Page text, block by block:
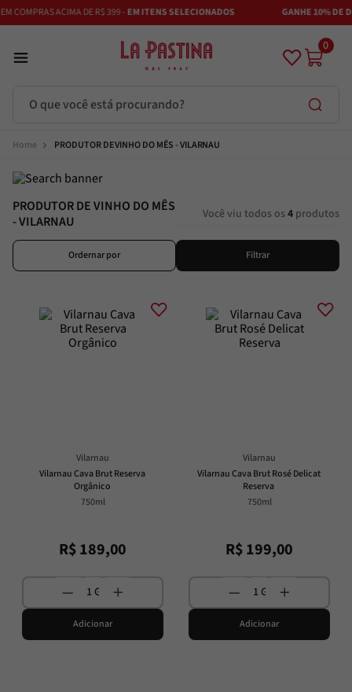
COMPRAS ACIMA DE R$ 399 -EM ITENS SELECIONADOS GANHE 10% DE
0
PRODUTOR DE VINHO DO MÊS - VILARNAU
PRODUTOR DE VINHO DO MÊS
- VILARNAU
Você viu todos os4 produtos
Ordernar por Filtrar
Vilarnau
Vilarnau Cava Brut Reserva
Orgânico
750ml
R$189,00
Adicionar
Vilarnau
Vilarnau Cava Brut Rosé Delicat
Reserva
750ml
R$199,00
Adicionar
Termos mais buscados
1º Azeite
2º Vinhos
3 º Adobe
Azeitona
6º Maestra
Alcachofra